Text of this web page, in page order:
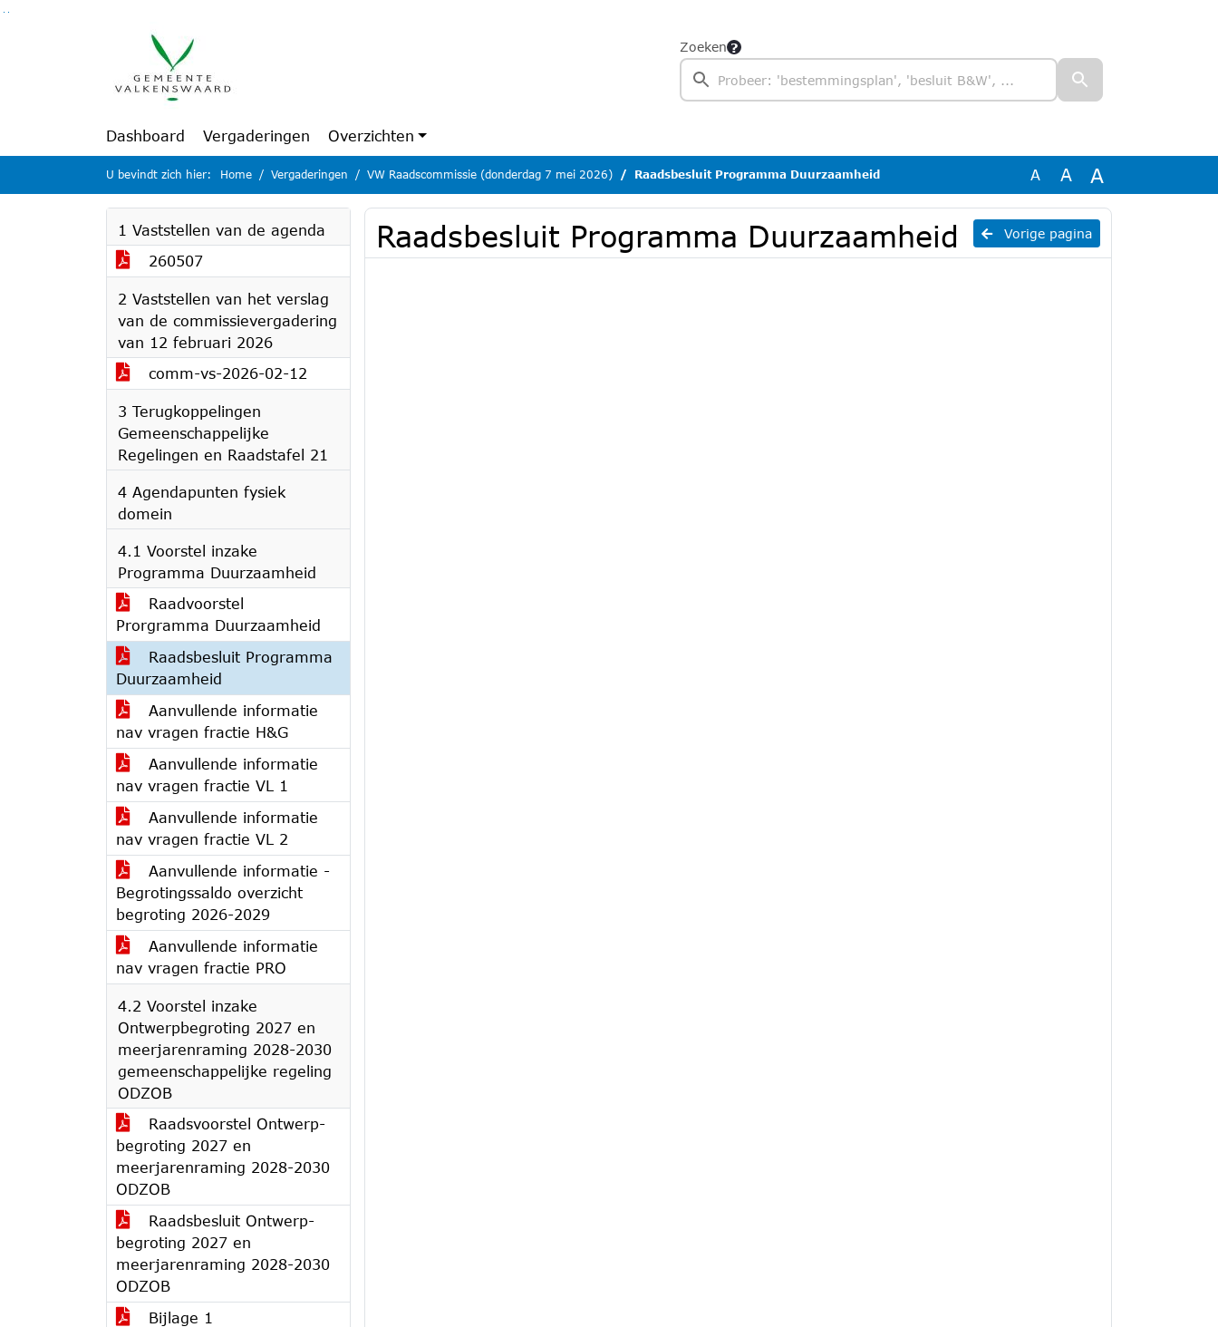
Zoeken
Dashboard Vergaderingen Overzichten
U bevindt zich hier: Home Vergaderingen VW Raadscommissie (donderdag 7 mei 2026) Raadsbesluit Programma Duurzaamheid A A A
1 Vaststellen van de agenda
260507
2 Vaststellen van het verslag
van de commissievergadering
van 12 februari 2026
comm-vs-2026-02-12
3 Terugkoppelingen
Gemeenschappelijke
Regelingen en Raadstafel 21
4 Agendapunten fysiek
domein
4.1 Voorstel inzake
Programma Duurzaamheid
Raadvoorstel
Prorgramma Duurzaamheid
Raadsbesluit Programma
Duurzaamheid
Aanvullende informatie
nav vragen fractie H&G
Aanvullende informatie
nav vragen fractie VL 1
Aanvullende informatie
nav vragen fractie VL 2
Aanvullende informatie -
Begrotingssaldo overzicht
begroting 2026-2029
Aanvullende informatie
nav vragen fractie PRO
4.2 Voorstel inzake
Ontwerpbegroting 2027 en
meerjarenraming 2028-2030
gemeenschappelijke regeling
ODZOB
Raadsvoorstel Ontwerp-
begroting 2027 en
meerjarenraming 2028-2030
ODZOB
Raadsbesluit Ontwerp-
begroting 2027 en
meerjarenraming 2028-2030
ODZOB
Bijlage 1
Vorige pagina
Raadsbesluit Programma Duurzaamheid